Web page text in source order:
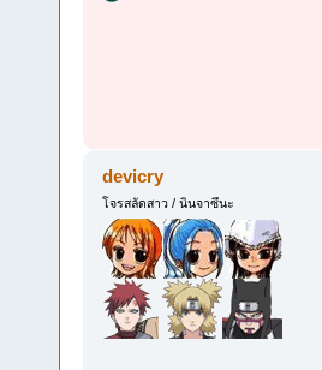
devicry
โจรสลัดสาว / นินจาซึนะ